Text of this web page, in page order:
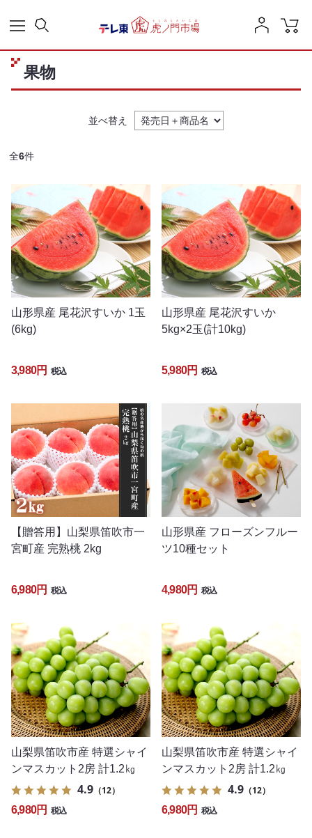
果物
並べ替え
全6件
山形県産 尾花沢すいか 1玉
(6kg)
3,980円 税込
山形県産 尾花沢すいか
5kg×2玉(計10kg)
5,980円 税込
【贈答用】山梨県笛吹市一
宮町産 完熟桃 2kg
6,980円 税込
山形県産 フローズンフルー
ツ10種セット
4,980円 税込
山梨県笛吹市産 特選シャイ
ンマスカット2房 計1.2㎏
4.9 （12）
6,980円 税込
山梨県笛吹市産 特選シャイ
ンマスカット2房 計1.2㎏
4.9 （12）
6,980円 税込